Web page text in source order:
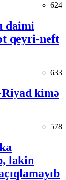
624
daimi
qeyri-neft
633
kimə
578
lakin